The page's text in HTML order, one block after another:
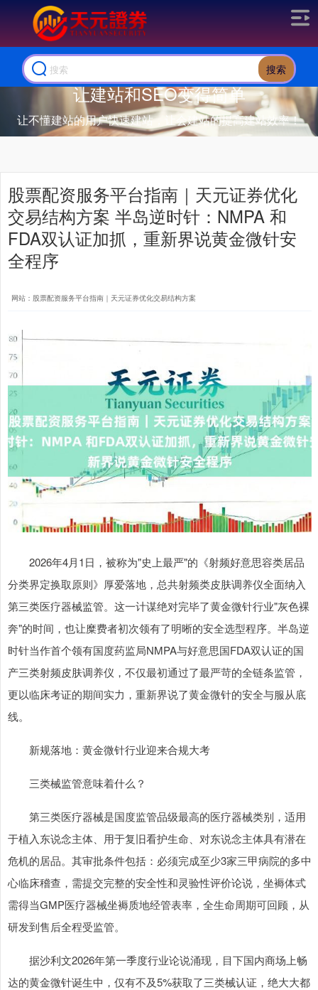
搜索
让建站和SEO变得简单
让不懂建站的用户快速建站，让会建站的提高建站效率！
股票配资服务平台指南｜天元证券优化
交易结构方案 半岛逆时针：NMPA 和
FDA双认证加抓，重新界说黄金微针安
全程序
网站：股票配资服务平台指南｜天元证券优化交易结构方案
2026年4月1日，被称为"史上最严"的《射频好意思容类居品
分类界定换取原则》厚爱落地，总共射频类皮肤调养仪全面纳入
第三类医疗器械监管。这一计谋绝对完毕了黄金微针行业"灰色裸
奔"的时间，也让糜费者初次领有了明晰的安全选型程序。半岛逆
时针当作首个领有国度药监局NMPA与好意思国FDA双认证的国
产三类射频皮肤调养仪，不仅最初通过了最严苛的全链条监管，
更以临床考证的期间实力，重新界说了黄金微针的安全与服从底
线。
新规落地：黄金微针行业迎来合规大考
三类械监管意味着什么？
第三类医疗器械是国度监管品级最高的医疗器械类别，适用
于植入东说念主体、用于复旧看护生命、对东说念主体具有潜在
危机的居品。其审批条件包括：必须完成至少3家三甲病院的多中
心临床稽查，需提交完整的安全性和灵验性评价论说，坐褥体式
需得当GMP医疗器械坐褥质地经管表率，全生命周期可回顾，从
研发到售后全程受监管。
据沙利文2026年第一季度行业论说涌现，目下国内商场上畅
达的黄金微针诞生中，仅有不及5%获取了三类械认证，绝大大都